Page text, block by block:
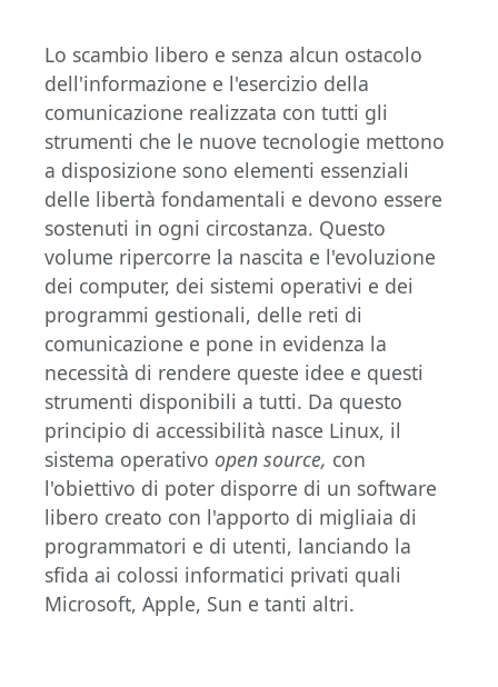
Lo scambio libero e senza alcun ostacolo
dell'informazione e l'esercizio della
comunicazione realizzata con tutti gli
strumenti che le nuove tecnologie mettono
a disposizione sono elementi essenziali
delle libertà fondamentali e devono essere
sostenuti in ogni circostanza. Questo
volume ripercorre la nascita e l'evoluzione
dei computer, dei sistemi operativi e dei
programmi gestionali, delle reti di
comunicazione e pone in evidenza la
necessità di rendere queste idee e questi
strumenti disponibili a tutti. Da questo
principio di accessibilità nasce Linux, il
sistema operativo open source, con
l'obiettivo di poter disporre di un software
libero creato con l'apporto di migliaia di
programmatori e di utenti, lanciando la
sfida ai colossi informatici privati quali
Microsoft, Apple, Sun e tanti altri.